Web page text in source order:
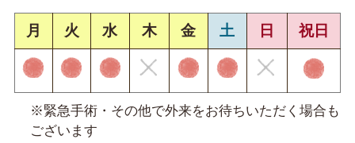
月 火 水 木 金 土 日 祝日
※緊急手術・その他で外来をお待ちいただく場合も
ございます